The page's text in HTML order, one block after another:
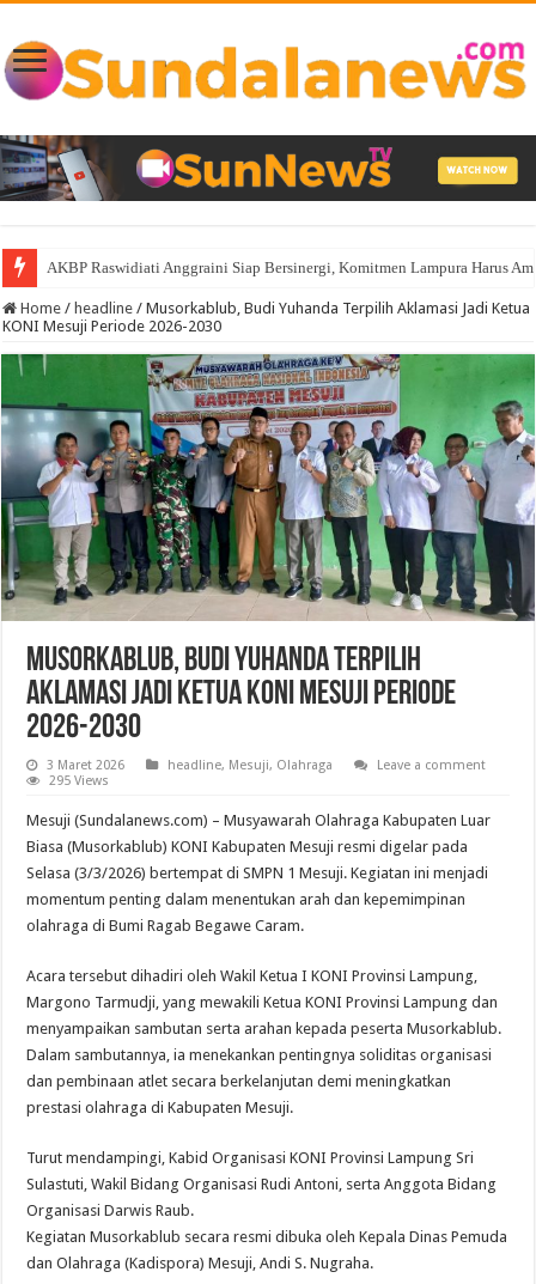
AKBP Raswidiati Anggraini Siap Bersinergi, Komitmen Lampura Harus
Home / headline / Musorkablub, Budi Yuhanda Terpilih Aklamasi Jadi Ketua
KONI Mesuji Periode 2026-2030
Musorkablub, Budi Yuhanda Terpilih
Aklamasi Jadi Ketua KONI Mesuji Periode
2026-2030
3 Maret 2026 headline, Mesuji, Olahraga
Leave a comment
295 Views
Mesuji (Sundalanews.com) – Musyawarah Olahraga Kabupaten Luar
Biasa (Musorkablub) KONI Kabupaten Mesuji resmi digelar pada
Selasa (3/3/2026) bertempat di SMPN 1 Mesuji. Kegiatan ini menjadi
momentum penting dalam menentukan arah dan kepemimpinan
olahraga di Bumi Ragab Begawe Caram.
Acara tersebut dihadiri oleh Wakil Ketua I KONI Provinsi Lampung,
Margono Tarmudji, yang mewakili Ketua KONI Provinsi Lampung dan
menyampaikan sambutan serta arahan kepada peserta Musorkablub.
Dalam sambutannya, ia menekankan pentingnya soliditas organisasi
dan pembinaan atlet secara berkelanjutan demi meningkatkan
prestasi olahraga di Kabupaten Mesuji.
Turut mendampingi, Kabid Organisasi KONI Provinsi Lampung Sri
Sulastuti, Wakil Bidang Organisasi Rudi Antoni, serta Anggota Bidang
Organisasi Darwis Raub.
Kegiatan Musorkablub secara resmi dibuka oleh Kepala Dinas Pemuda
dan Olahraga (Kadispora) Mesuji, Andi S. Nugraha.